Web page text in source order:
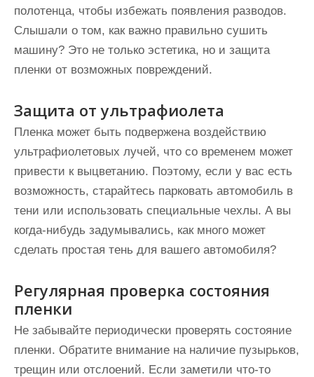
полотенца, чтобы избежать появления разводов.
Слышали о том, как важно правильно сушить
машину? Это не только эстетика, но и защита
пленки от возможных повреждений.
Защита от ультрафиолета
Пленка может быть подвержена воздействию
ультрафиолетовых лучей, что со временем может
привести к выцветанию. Поэтому, если у вас есть
возможность, старайтесь парковать автомобиль в
тени или использовать специальные чехлы. А вы
когда-нибудь задумывались, как много может
сделать простая тень для вашего автомобиля?
Регулярная проверка состояния
пленки
Не забывайте периодически проверять состояние
пленки. Обратите внимание на наличие пузырьков,
трещин или отслоений. Если заметили что-то